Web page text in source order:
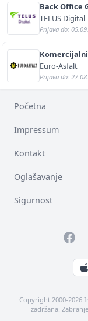
Back Office
English (m/f)
TELUS Digital
Prijava do:
Euro-Asfalt
Prijava do:
Početna
Impressum
Kontakt
Oglašavanje
Sigurnost
Copyright 2000-2026
zadržana.